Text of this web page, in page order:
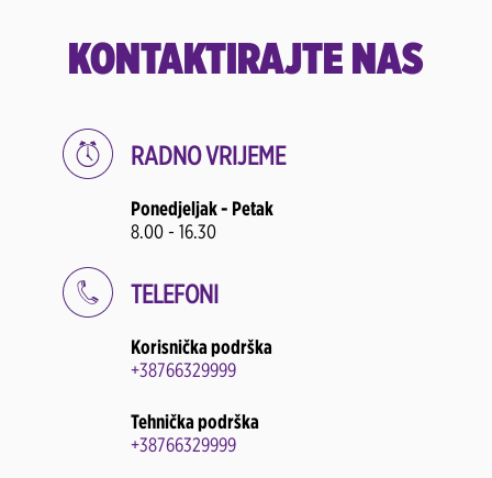
KONTAKTIRAJTE NAS
RADNO VRIJEME
Ponedjeljak - Petak
8.00 - 16.30
TELEFONI
Korisnička podrška
+38766329999
Tehnička podrška
+38766329999